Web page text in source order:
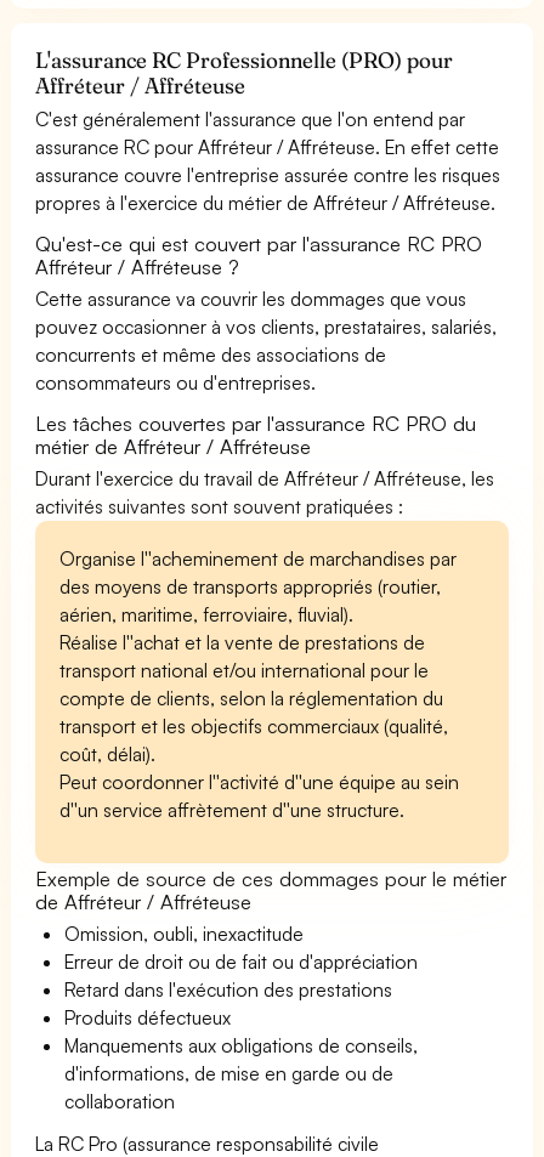
L'assurance RC Professionnelle (PRO) pour
Affréteur / Affréteuse
C'est généralement l'assurance que l'on entend par
assurance RC pour Affréteur / Affréteuse. En effet cette
assurance couvre l'entreprise assurée contre les risques
propres à l'exercice du métier de Affréteur / Affréteuse.
Qu'est-ce qui est couvert par l'assurance RC PRO
Affréteur / Affréteuse ?
Cette assurance va couvrir les dommages que vous
pouvez occasionner à vos clients, prestataires, salariés,
concurrents et même des associations de
consommateurs ou d'entreprises.
Les tâches couvertes par l'assurance RC PRO du
métier de Affréteur / Affréteuse
Durant l'exercice du travail de Affréteur / Affréteuse, les
activités suivantes sont souvent pratiquées :
Organise l''acheminement de marchandises par
des moyens de transports appropriés (routier,
aérien, maritime, ferroviaire, fluvial).
Réalise l''achat et la vente de prestations de
transport national et/ou international pour le
compte de clients, selon la réglementation du
transport et les objectifs commerciaux (qualité,
coût, délai).
Peut coordonner l''activité d''une équipe au sein
d''un service affrètement d''une structure.
Exemple de source de ces dommages pour le métier
de Affréteur / Affréteuse
Omission, oubli, inexactitude
Erreur de droit ou de fait ou d'appréciation
Retard dans l'exécution des prestations
Produits défectueux
Manquements aux obligations de conseils,
d'informations, de mise en garde ou de
collaboration
La RC Pro (assurance responsabilité civile